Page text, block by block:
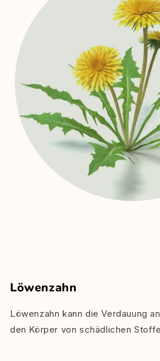
Löwenzahn
Löwenzahn kann die Verdauung
den Körper von schädlichen